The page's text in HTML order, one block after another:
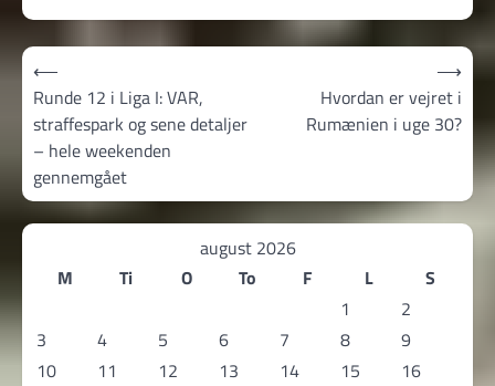
Indlægsnavigation
⟵
Runde 12 i Liga I: VAR,
straffespark og sene detaljer
– hele weekenden
gennemgået
Hvordan er vejret i
Rumænien i uge 30?
⟶
august 2026
M
Ti O To F L
S
1
2
3
4 5 6 7 8
9
10
11 12 13 14 15
16